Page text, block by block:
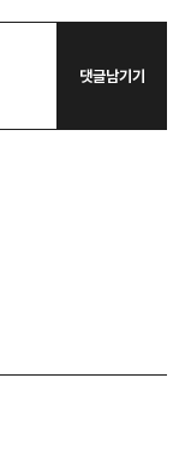
댓글남기기